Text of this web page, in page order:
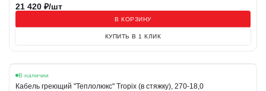
21 420 ₽/шт
В КОРЗИНУ
КУПИТЬ В 1 КЛИК
В наличии
Кабель греющий "Теплолюкс" Tropix (в стяжку), 270-18,0